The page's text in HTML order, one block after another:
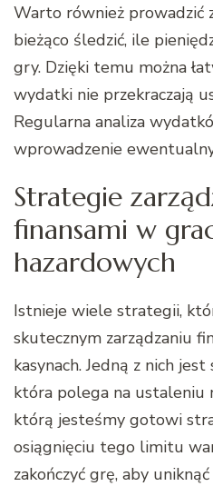
Warto również prowadzić
bieżąco śledzić, ile
gry. Dzięki temu można
wydatki nie przekraczają
Regularna analiza
wprowadzenie
Strategie
finansami w
hazardowych
Istnieje wiele strategii,
skutecznym zarządzaniu
kasynach. Jedną z nich
która polega na ustaleniu
którą jesteśmy gotowi
osiągnięciu tego limitu
zakończyć grę, aby